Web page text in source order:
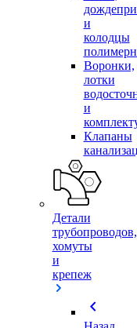
и
колодцы
Воронки,
лотки
и
Клапаны
Детали
трубопроводов,
хомуты
и
крепеж
chevron_left